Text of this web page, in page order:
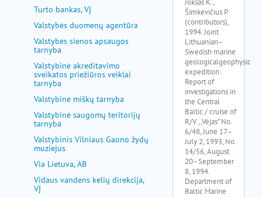
Turto bankas, VĮ
Valstybės duomenų agentūra
Valstybės sienos apsaugos
tarnyba
Valstybinė akreditavimo
sveikatos priežiūros veiklai
tarnyba
Valstybinė miškų tarnyba
Valstybinė saugomų teritorijų
tarnyba
Valstybinis Vilniaus Gaono žydų
muziejus
Via Lietuva, AB
Vidaus vandens kelių direkcija,
VĮ